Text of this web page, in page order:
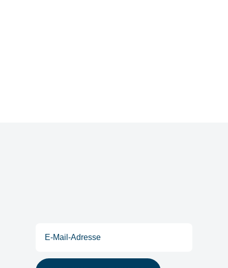
Mail(erforderlich)